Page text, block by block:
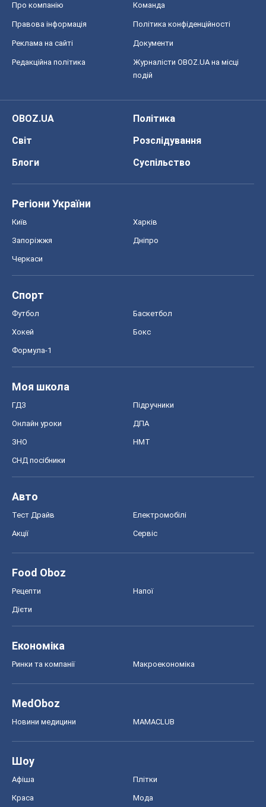
Про компанію Команда
Правова інформація Політика конфіденційності
Реклама на сайті Документи
Редакційна політика
Журналісти OBOZ.UA на місці
подій
OBOZ.UA
Політика
Світ
Розслідування
Блоги
Суспільство
Регіони України
Київ Харків
Запоріжжя Дніпро
Черкаси
Спорт
Футбол Баскетбол
Хокей Бокс
Формула-1
Моя школа
ГДЗ Підручники
Онлайн уроки ДПА
ЗНО НМТ
СНД посібники
Авто
Тест Драйв Електромобілі
Акції Сервіс
Food Oboz
Рецепти Напої
Дієти
Економіка
Ринки та компанії Макроекономіка
MedOboz
Новини медицини MAMACLUB
Шоу
Афіша Плітки
Краса Мода